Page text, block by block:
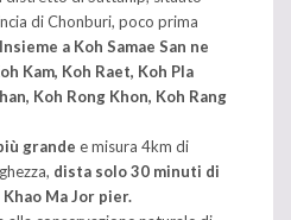
di Chonburi, poco prima
Insieme a Koh Samae San ne
Kam, Koh Raet, Koh Pla
Koh Rong Khon, Koh Rang
grande e misura 4km di
dista solo 30 minuti di
Ma Jor pier.